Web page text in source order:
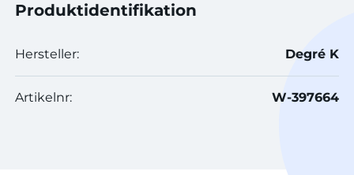
Produktidentifikation
Hersteller: Degré K
Artikelnr: W-397664